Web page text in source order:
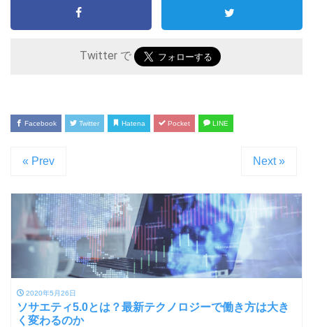
Twitter で
Facebook Twitter Hatena Pocket LINE
« Prev Next »
2020年5月26日
ソサエティ5.0とは？最新テクノロジーで働き方は大き
く変わるのか